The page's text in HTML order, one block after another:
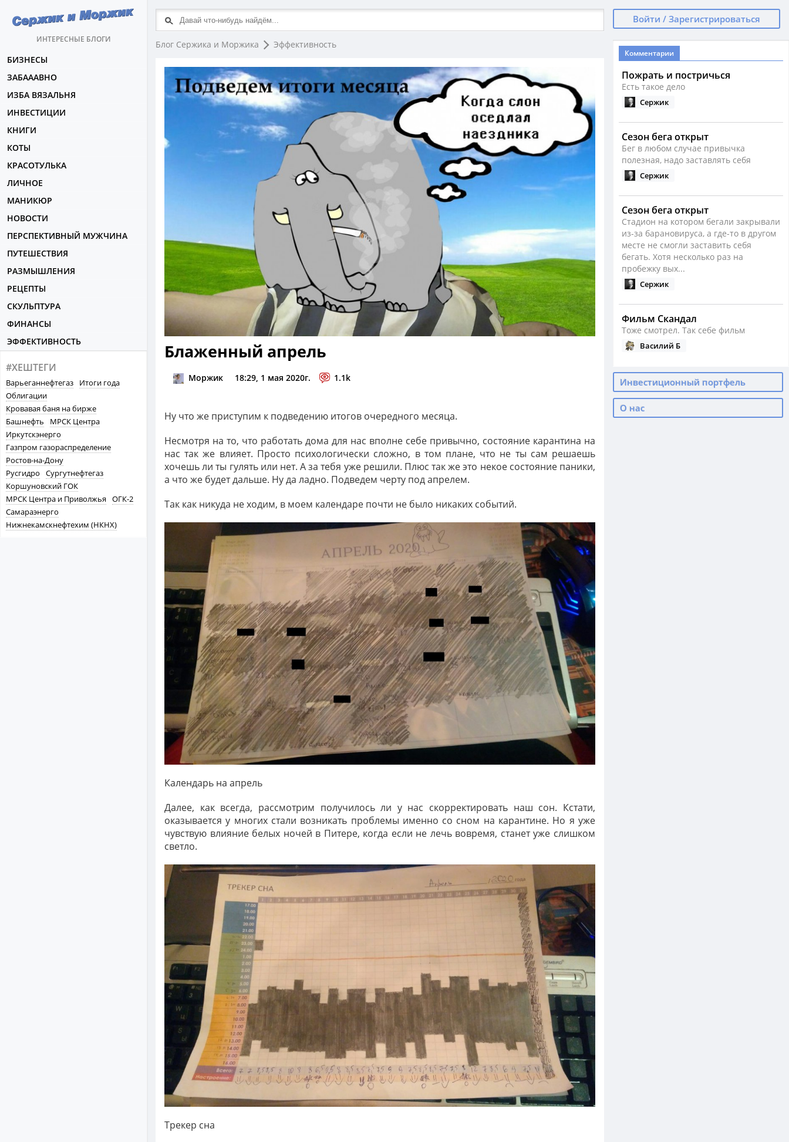
ИНТЕРЕСНЫЕ БЛОГИ
БИЗНЕСЫ
ЗАБАААВНО
ИЗБА ВЯЗАЛЬНЯ
ИНВЕСТИЦИИ
КНИГИ
КОТЫ
КРАСОТУЛЬКА
ЛИЧНОЕ
МАНИКЮР
НОВОСТИ
ПЕРСПЕКТИВНЫЙ МУЖЧИНА
ПУТЕШЕСТВИЯ
РАЗМЫШЛЕНИЯ
РЕЦЕПТЫ
СКУЛЬПТУРА
ФИНАНСЫ
ЭФФЕКТИВНОСТЬ
#ХЕШТЕГИ
Варьеганнефтегаз
Итоги года
Облигации
Кровавая баня на бирже
Башнефть
МРСК Центра
Иркутскэнерго
Газпром газораспределение
Ростов-на-Дону
Русгидро
Сургутнефтегаз
Коршуновский ГОК
МРСК Центра и Приволжья ОГК-2
Самараэнерго
Нижнекамскнефтехим (НКНХ)
Войти / Зарегистрироваться
Блог Сержика и Моржика Эффективность
Блаженный апрель
Моржик 18:29, 1 мая 2020г. 1.1k
Ну что же приступим к подведению итогов очередного месяца.
Несмотря на то, что работать дома для нас вполне себе привычно, состояние карантина на
нас так же влияет. Просто психологически сложно, в том плане, что не ты сам решаешь
хочешь ли ты гулять или нет. А за тебя уже решили. Плюс так же это некое состояние паники,
а что же будет дальше. Ну да ладно. Подведем черту под апрелем.
Так как никуда не ходим, в моем календаре почти не было никаких событий.
Календарь на апрель
Далее, как всегда, рассмотрим получилось ли у нас скорректировать наш сон. Кстати,
оказывается у многих стали возникать проблемы именно со сном на карантине. Но я уже
чувствую влияние белых ночей в Питере, когда если не лечь вовремя, станет уже слишком
светло.
Трекер сна
Комментарии
Пожрать и постричься
Есть такое дело
Сержик
Сезон бега открыт
Бег в любом случае привычка
полезная, надо заставлять себя
Сержик
Сезон бега открыт
Стадион на котором бегали закрывали
из-за барановируса, а где-то в другом
месте не смогли заставить себя
бегать. Хотя несколько раз на
пробежку вых...
Сержик
Фильм Скандал
Тоже смотрел. Так себе фильм
Василий Б
Сезон бега открыт
Как у вас сейчас с бегом?
Василий Б
Инвестиционный портфель
О нас